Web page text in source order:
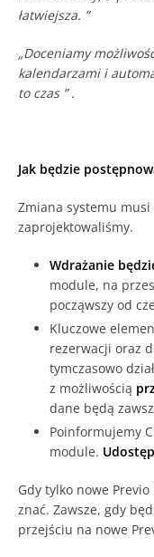
łatwiejsza. ”
„Doceniamy
kalendarzami i
to czas ” .
Jak będzie
Zmiana systemu musi
zaprojektowaliśmy.
Wdrażanie
module, na
począwszy od
Kluczowe
rezerwacji oraz
tymczasowo
z możliwością
dane będą
Poinformujemy
module.
Gdy tylko nowe
znać. Zawsze, gdy
przejściu na nowe